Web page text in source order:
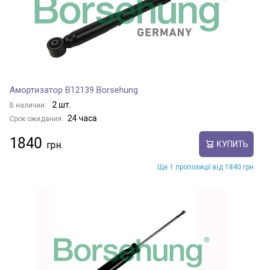
Амортизатор B12139 Borsehung
В наличии: 2 шт.
Срок ожидания: 24 часа
1840 КУПИТЬ
Ще 1 пропозиції від 1840 грн